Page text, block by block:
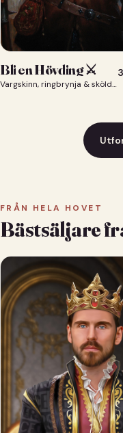
Bli en Hövding ⚔️
Vargskinn, ringbrynja & sköld — du som nordisk krigsherre ⚔️
FRÅN HELA HOVET
Bästsäljare